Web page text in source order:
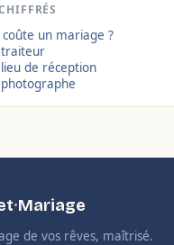
un mariage ?
traiteur
de réception
·Mariage
de vos rêves, maîtrisé.